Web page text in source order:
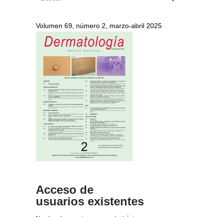
Volumen 69, número 2, marzo-abril 2025
Acceso de
usuarios existentes